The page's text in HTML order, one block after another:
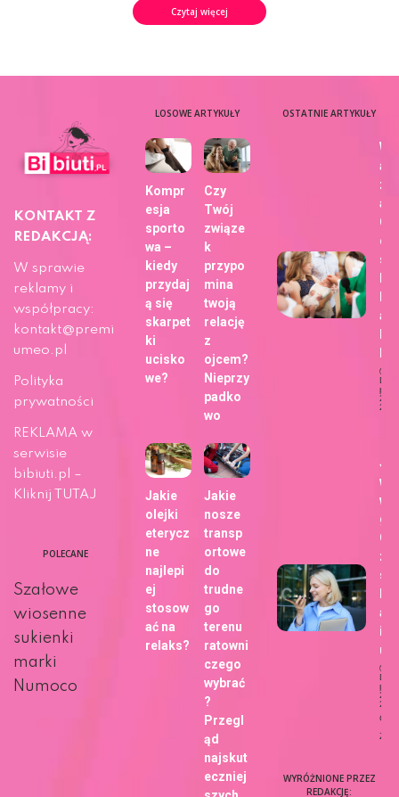
Czytaj więcej
KONTAKT Z
REDAKCJĄ:
W sprawie
reklamy i
współpracy:
kontakt@premi
umeo.pl
Polityka
prywatności
REKLAMA w
serwisie
bibiuti.pl –
Kliknij TUTAJ
POLECANE
Szałowe
wiosenne
sukienki
marki
Numoco
LOSOWE ARTYKUŁY
Kompr
esja
sporto
wa –
kiedy
przydaj
ą się
skarpet
ki
ucisko
we?
Czy
Twój
związe
k
przypo
mina
twoją
relację
z
ojcem?
Nieprzy
padko
wo
Jakie
olejki
eterycz
ne
najlepi
ej
stosow
ać na
relaks?
Jakie
nosze
transp
ortowe
do
trudne
go
terenu
ratowni
czego
wybrać
?
Przegl
ąd
najskut
eczniej
OSTATNIE ARTYKUŁY
aj
a
dla
29
u?
27
WYRÓŻNIONE PRZEZ
REDAKCJĘ: